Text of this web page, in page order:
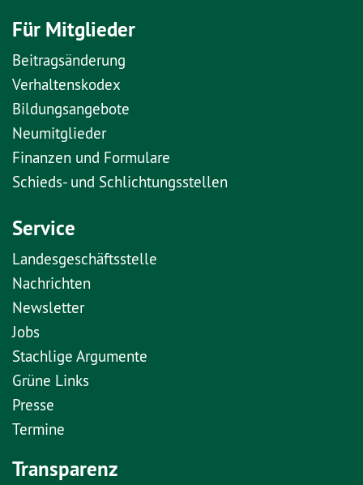
Für Mitglieder
Beitragsänderung
Verhaltenskodex
Bildungsangebote
Neumitglieder
Finanzen und Formulare
Schieds- und Schlichtungsstellen
Service
Landesgeschäftsstelle
Nachrichten
Newsletter
Jobs
Stachlige Argumente
Grüne Links
Presse
Termine
Transparenz